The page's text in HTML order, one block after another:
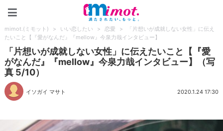
mimot.(ミモット) > いい恋したい > 恋愛 >
「片想いが成就しない女性」に伝え
たいこと【『愛がなんだ』『mellow』今泉力哉インタビュー】
「片想いが成就しない女性」に伝えたいこと【『愛
がなんだ』『mellow』今泉力哉インタビュー】（写
真 5/10）
イソガイ マサト 2020.1.24 17:30